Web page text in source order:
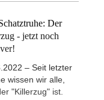
Der
- jetzt noch
– Seit letzter
wissen wir alle,
"Killerzug" ist.